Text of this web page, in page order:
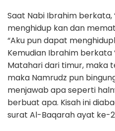
Saat Nabi Ibrahim
menghidup kan dan
“Aku pun dapat
Kemudian Ibrahim
Matahari dari timur, maka
maka Namrudz pun
menjawab apa seperti
berbuat apa. Kisah ini
surat Al-Baqarah ayat ke-